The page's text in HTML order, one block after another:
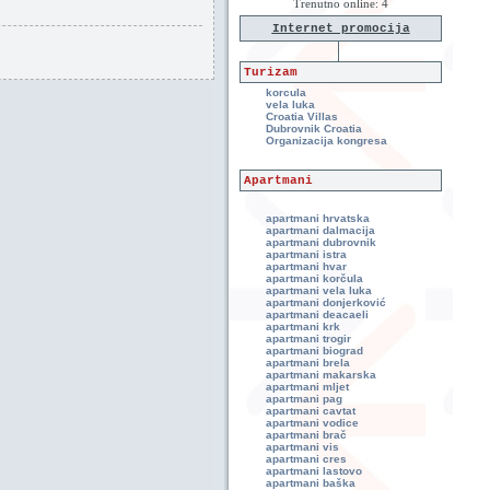
Trenutno online: 4
Internet promocija
Turizam
korcula
vela luka
Croatia Villas
Dubrovnik Croatia
Organizacija kongresa
Apartmani
apartmani hrvatska
apartmani dalmacija
apartmani dubrovnik
apartmani istra
apartmani hvar
apartmani korčula
apartmani vela luka
apartmani donjerković
apartmani deacaeli
apartmani krk
apartmani trogir
apartmani biograd
apartmani brela
apartmani makarska
apartmani mljet
apartmani pag
apartmani cavtat
apartmani vodice
apartmani brač
apartmani vis
apartmani cres
apartmani lastovo
apartmani baška